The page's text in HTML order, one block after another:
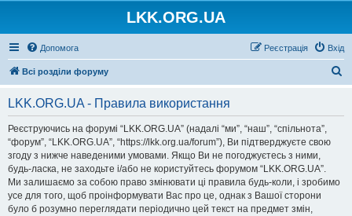
LKK.ORG.UA
Допомога Вхід
Реєстрація
Всі розділи форуму
LKK.ORG.UA - Правила використання
Реєструючись на форумі “LKK.ORG.UA” (надалі “ми”, “наш”, “спільнота”,
“форум”, “LKK.ORG.UA”, “https://lkk.org.ua/forum”), Ви підтверджуєте свою
згоду з нижче наведеними умовами. Якщо Ви не погоджуєтесь з ними,
будь-ласка, не заходьте і/або не користуйтесь форумом “LKK.ORG.UA”.
Ми залишаємо за собою право змінювати ці правила будь-коли, і зробимо
усе для того, щоб проінформувати Вас про це, однак з Вашої сторони
було б розумно переглядати періодично цей текст на предмет змін,